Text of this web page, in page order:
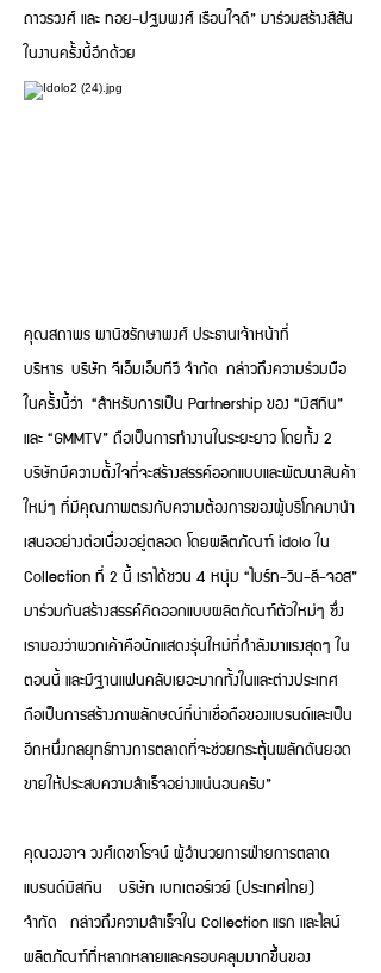
ถาวรวงศ์ และ ทอย-ปฐมพงศ์ เรือนใจดี” มาร่วมสร้างสีสัน
ในงานครั้งนี้อีกด้วย
คุณสถาพร พานิชรักษาพงศ์ ประธานเจ้าหน้าที่
บริหาร บริษัท จีเอ็มเอ็มทีวี จำกัด กล่าวถึงความร่วมมือ
ในครั้งนี้ว่า “สำหรับการเป็น Partnership ของ “มิสทิน”
และ “GMMTV” ถือเป็นการทำงานในระยะยาว โดยทั้ง 2
บริษัทมีความตั้งใจที่จะสร้างสรรค์ออกแบบและพัฒนาสินค้า
ใหม่ๆ ที่มีคุณภาพตรงกับความต้องการของผู้บริโภคมานำ
เสนออย่างต่อเนื่องอยู่ตลอด โดยผลิตภัณฑ์ idolo ใน
Collection ที่ 2 นี้ เราได้ชวน 4 หนุ่ม “ไบร์ท-วิน-ลี-จอส”
มาร่วมกันสร้างสรรค์คิดออกแบบผลิตภัณฑ์ตัวใหม่ๆ ซึ่ง
เรามองว่าพวกเค้าคือนักแสดงรุ่นใหม่ที่กำลังมาแรงสุดๆ ใน
ตอนนี้ และมีฐานแฟนคลับเยอะมากทั้งในและต่างประเทศ
ถือเป็นการสร้างภาพลักษณ์ที่น่าเชื่อถือของแบรนด์และเป็น
อีกหนึ่งกลยุทธ์ทางการตลาดที่จะช่วยกระตุ้นผลักดันยอด
ขายให้ประสบความสำเร็จอย่างแน่นอนครับ”
คุณองอาจ วงศ์เดชาโรจน์ ผู้อำนวยการฝ่ายการตลาด
แบรนด์มิสทิน บริษัท เบทเตอร์เวย์ (ประเทศไทย)
จำกัด กล่าวถึงความสำเร็จใน Collection แรก และไลน์
ผลิตภัณฑ์ที่หลากหลายและครอบคลุมมากขึ้นของ